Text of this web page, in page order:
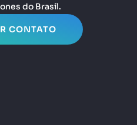
do Brasil.
CONTATO